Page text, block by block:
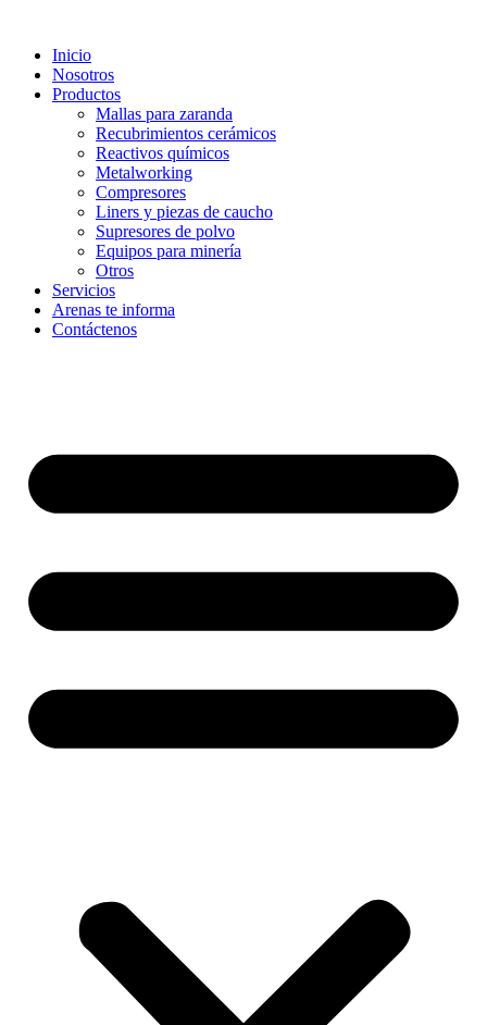
contenido
Inicio
Nosotros
Productos
Mallas para zaranda
Recubrimientos cerámicos
Reactivos químicos
Metalworking
Compresores
Liners y piezas de caucho
Supresores de polvo
Equipos para minería
Otros
Servicios
Arenas te informa
Contáctenos